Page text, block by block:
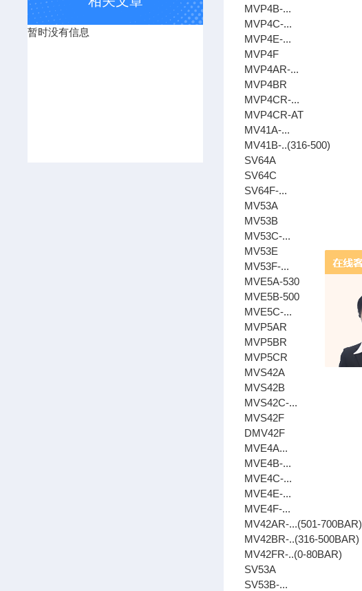
暂时没有信息
MVP4B-...
MVP4C-...
MVP4E-...
MVP4F
MVP4AR-...
MVP4BR
MVP4CR-...
MVP4CR-AT
MV41A-...
MV41B-..(316-500)
SV64A
SV64C
SV64F-...
MV53A
MV53B
MV53C-...
MV53E
MV53F-...
MVE5A-530
MVE5B-500
MVE5C-...
MVP5AR
MVP5BR
MVP5CR
MVS42A
MVS42B
MVS42C-...
MVS42F
DMV42F
MVE4A...
MVE4B-...
MVE4C-...
MVE4E-...
MVE4F-...
MV42AR-...(501-700BAR)
MV42BR-..(316-500BAR)
MV42FR-..(0-80BAR)
SV53A
SV53B-...